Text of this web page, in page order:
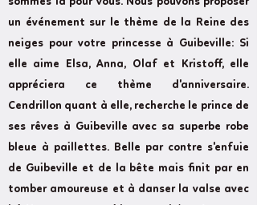
un événement sur le thème de la Reine des
neiges pour votre princesse à Guibeville: Si
elle aime Elsa, Anna, Olaf et Kristoff, elle
appréciera ce thème d'anniversaire.
Cendrillon quant à elle, recherche le prince de
ses rêves à Guibeville avec sa superbe robe
bleue à paillettes. Belle par contre s'enfuie
de Guibeville et de la bête mais finit par en
tomber amoureuse et à danser la valse avec